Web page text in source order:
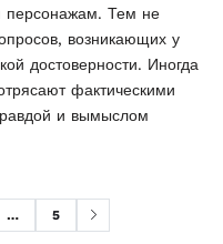
персонажам. Тем не
возникающих у
достоверности. Иногда
фактическими
и вымыслом
… 5